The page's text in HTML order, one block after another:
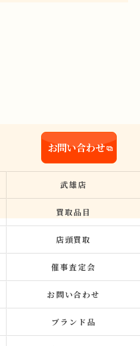
お問い合わせ
武雄店
買取品目
店頭買取
催事査定会
お問い合わせ
ブランド品